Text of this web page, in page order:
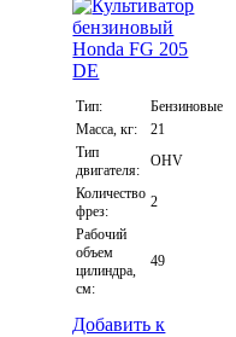
Тип:
Бензиновые
Масса, кг:
21
Тип
двигателя:
OHV
Количество
фрез:
2
Рабочий
объем
цилиндра,
см:
49
Добавить к